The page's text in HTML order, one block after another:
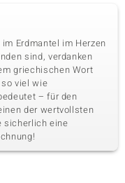
Größe
mm
Brillantschliff
Erdmantel im Herzen
sind, verdanken
griechischen Wort
so viel wie
– für den
der wertvollsten
sicherlich eine